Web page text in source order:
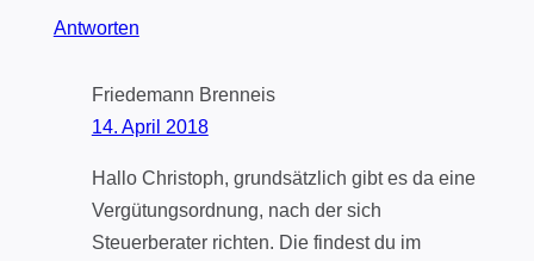
Antworten
Friedemann Brenneis
14. April 2018
Hallo Christoph, grundsätzlich gibt es da eine
Vergütungsordnung, nach der sich
Steuerberater richten. Die findest du im